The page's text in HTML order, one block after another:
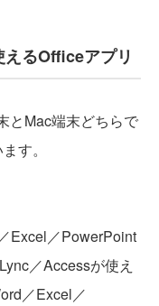
るOfficeアプリ
とMac端末どちらで
す。
Excel／PowerPoint
／Accessが使え
／Excel／